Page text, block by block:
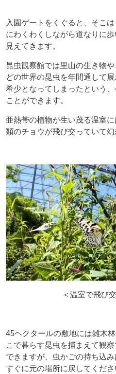
入園ゲートをくぐると、そこ
にわくわくしながら道なりに
見えてきます。
昆虫観察館では里山の生き物
どの世界の昆虫を年間通して
希少となってしまったという
ことができます。
亜熱帯の植物が生い茂る温室
類のチョウが飛び交っていて幻
＜温室で飛び
45ヘクタールの敷地には雑木
こで暮らす昆虫を捕まえて観
できますが、虫かごの持ち込
すぐに元の場所に戻してくださ